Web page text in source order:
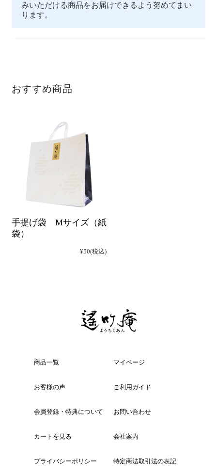
みいただける商品をお届けできるよう努めてまい
ります。
おすすめ商品
手提げ袋 Mサイズ（紙
袋）
¥50(税込)
商品一覧 マイページ
お客様の声 ご利用ガイド
会員登録・特典について お問い合わせ
カートを見る 会社案内
プライバシーポリシー 特定商法取引法の表記